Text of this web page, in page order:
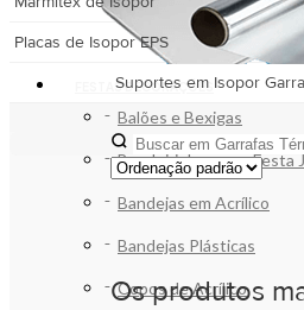
FESTAS DECORAÇÕES
Balões e Bexigas
Bandeirinhas para Festa
Bandejas em Acrílico
Bandejas Plásticas
Copos de Acrílico
Placas de Isopor EPS
Suportes em Isopor
Os produtos